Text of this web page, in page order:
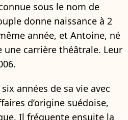
sous le nom de
donne naissance à 2
année, et Antoine, né
une carrière théâtrale. Leur
années de sa vie avec
d’origine suédoise,
Il fréquente ensuite la